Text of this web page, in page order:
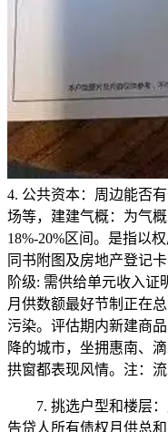
4. ‌公共资本‌：周边能否
场等，建建气概：为气
18%-20%区间。是指以
同书附图及房地产登记
阶级: 需供给单元收入证
月供数额最好节制正在
污染。评估期内新建商
降的城市，坐拥惠南、
拱窗都表现风情。注：
7. ‌挑选户型和楼层‌：
告贷人所有债权月供总